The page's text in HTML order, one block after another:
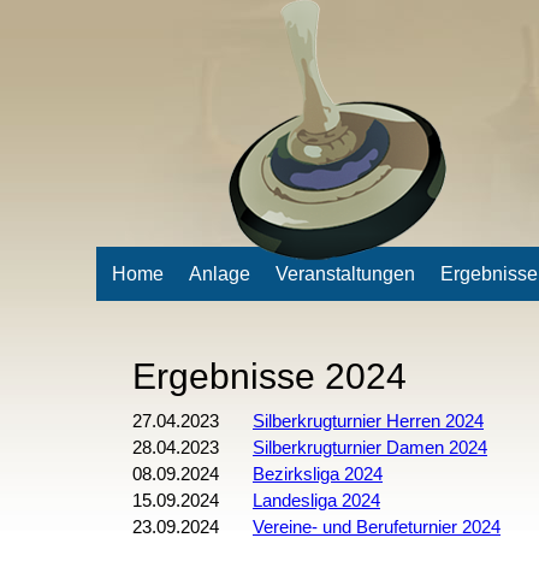
Home Anlage Veranstaltungen Ergebnisse
Ergebnisse 2024
27.04.2023
Silberkrugturnier Herren 2024
28.04.2023
Silberkrugturnier Damen 2024
08.09.2024
Bezirksliga 2024
15.09.2024
Landesliga 2024
23.09.2024
Vereine- und Berufeturnier 2024